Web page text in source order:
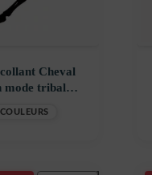
Cheval
mode tribal
–